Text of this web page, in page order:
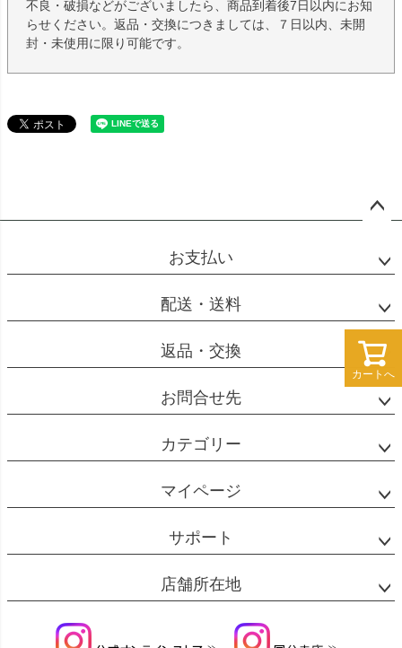
カートへ
カートへ
不良・破損などがございましたら、商品到着後7日以内にお知
らせください。返品・交換につきましては、７日以内、未開
封・未使用に限り可能です。
ップ
お支払い
配送・送料
返品・交換
お問合せ先
カテゴリー
マイページ
サポート
店舗所在地